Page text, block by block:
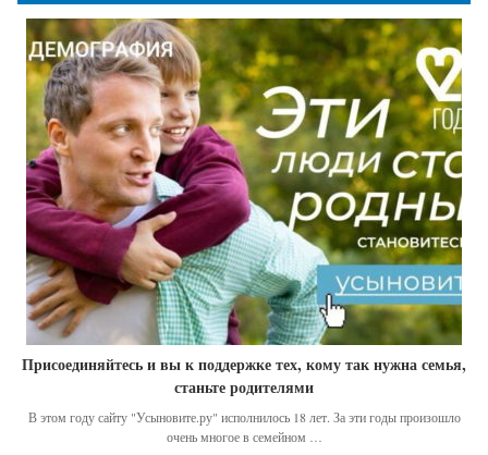
Присоединяйтесь и вы к поддержке тех, кому так нужна семья,
станьте родителями
В этом году сайту "Усыновите.ру" исполнилось 18 лет. За эти годы произошло
очень многое в семейном …